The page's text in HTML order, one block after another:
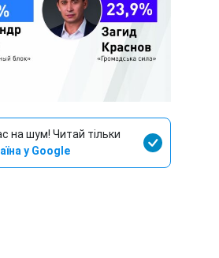
на шум! Читай тільки
у Google